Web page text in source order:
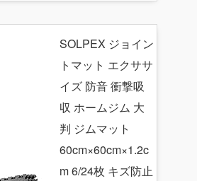
SOLPEX ジョイン
トマット エクササ
イズ 防音 衝撃吸
収 ホームジム 大
判 ジムマット
60cm×60cm×1.2c
m 6/24枚 キズ防止